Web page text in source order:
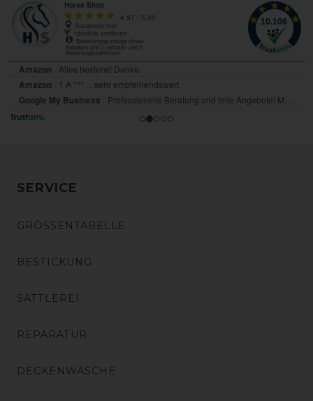
SERVICE
GRÖSSENTABELLE
BESTICKUNG
SATTLEREI
REPARATUR
DECKENWÄSCHE